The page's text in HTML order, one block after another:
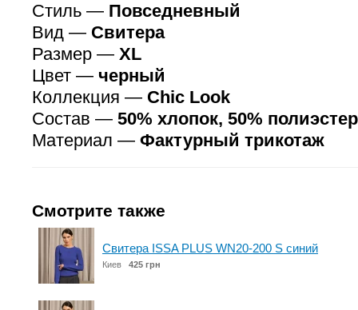
Стиль — Повседневный
Вид — Свитера
Размер — XL
Цвет — черный
Коллекция — Chic Look
Состав — 50% хлопок, 50% полиэстер
Материал — Фактурный трикотаж
Смотрите также
Свитера ISSA PLUS WN20-200 S синий
Киев 425 грн